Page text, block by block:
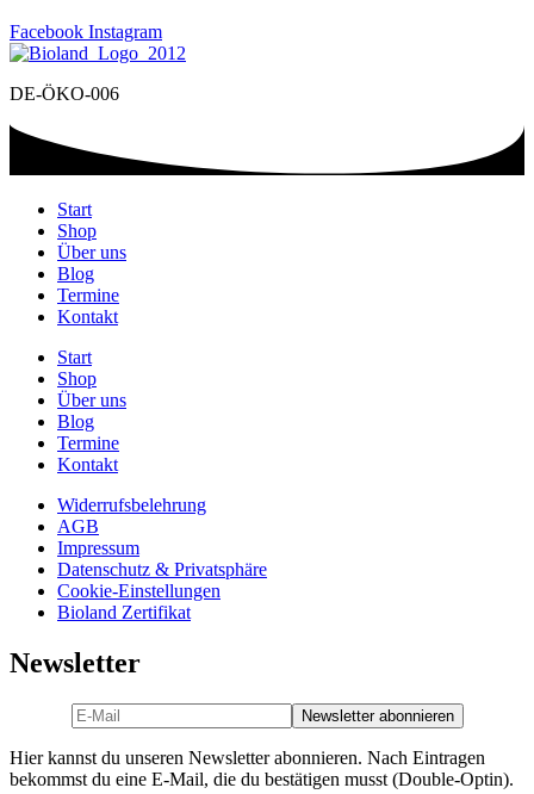
Facebook Instagram
DE-ÖKO-006
Start
Shop
Über uns
Blog
Termine
Kontakt
Start
Shop
Über uns
Blog
Termine
Kontakt
Widerrufsbelehrung
AGB
Impressum
Datenschutz & Privatsphäre
Cookie-Einstellungen
Bioland Zertifikat
Newsletter
Hier kannst du unseren Newsletter abonnieren. Nach Eintragen
bekommst du eine E-Mail, die du bestätigen musst (Double-Optin).